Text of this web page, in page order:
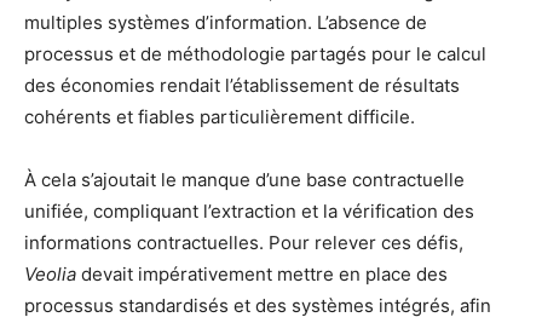
multiples systèmes d’information. L’absence de
processus et de méthodologie partagés pour le calcul
des économies rendait l’établissement de résultats
cohérents et fiables particulièrement difficile.
À cela s’ajoutait le manque d’une base contractuelle
unifiée, compliquant l’extraction et la vérification des
informations contractuelles. Pour relever ces défis,
Veolia devait impérativement mettre en place des
processus standardisés et des systèmes intégrés, afin